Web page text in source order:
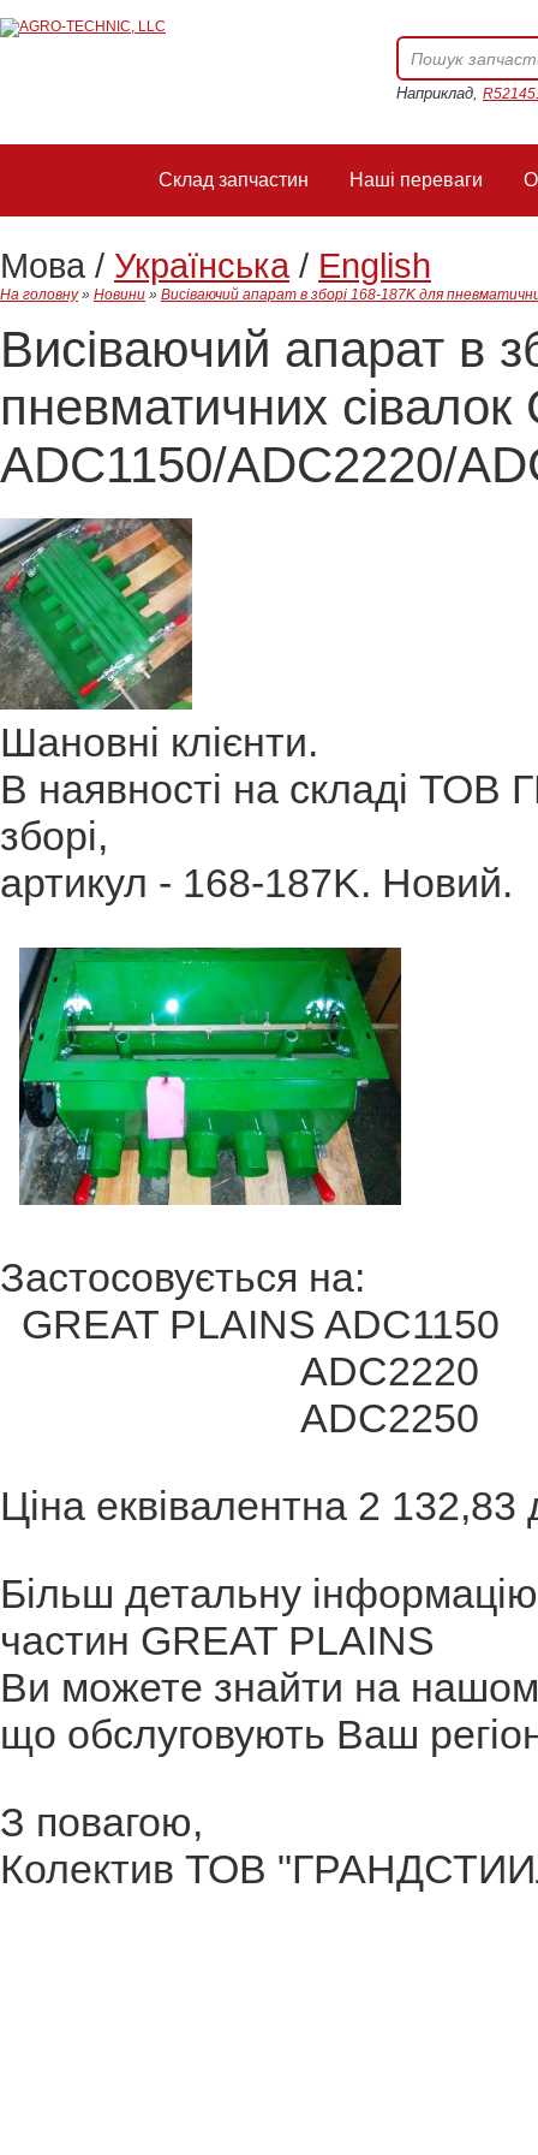
Наприклад,
Склад запчастин Наші переваги
Мова / Українська/ English
На головну» Новини » Висіваючий апарат в зборі 168-187K для
Висіваючий апарат в
пневматичних
ADC1150/ADC2220/
Шановні клієнти.
В наявності на складі ТОВ
зборі,
артикул - 168-187K. Новий.
Застосовується на:
GREAT PLAINS ADC1150
ADC2220
ADC2250
Ціна еквівалентна 2
Більш детальну
частин GREAT PLAINS
Ви можете знайти на
що обслуговують Ваш
З повагою,
Колектив ТОВ